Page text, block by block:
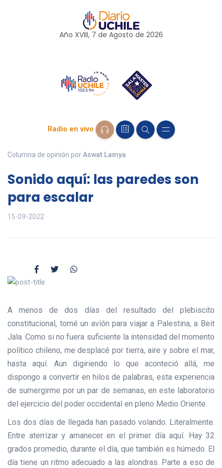
Año XVIII, 7 de Agosto de 2026
Radio en vivo
Columna de opinión porAswat Lamya
Sonido aquí: las paredes son
para escalar
15-09-2022
A menos de dos días del resultado del plebiscito
constitucional, tomé un avión para viajar a Palestina, a Beit
Jala. Como si no fuera suficiente la intensidad del momento
político chileno, me desplacé por tierra, aire y sobre el mar,
hasta aquí. Aun digiriendo lo que aconteció allá, me
dispongo a convertir en hilos de palabras, esta experiencia
de sumergirme por un par de semanas, en este laboratorio
del ejercicio del poder occidental en pleno Medio Oriente.
Los dos días de llegada han pasado volando. Literalmente.
Entre aterrizar y amanecer en el primer día aquí. Hay 32
grados promedio, durante el día, que también es húmedo. El
día tiene un ritmo adecuado a las alondras. Parte a eso de